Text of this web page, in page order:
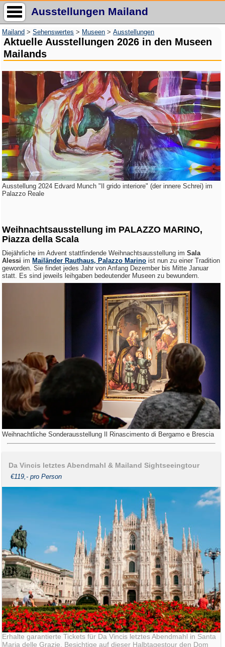
Ausstellungen Mailand
Mailand >Sehenswertes > Museen >Ausstellungen
Aktuelle Ausstellungen 2026 in den Museen
Mailands
Ausstellung 2024 Edvard Munch "Il grido interiore" (der innere Schrei) im
Palazzo Reale
Weihnachtsausstellung im PALAZZO MARINO,
Piazza della Scala
Diejährliche im Advent stattfindende Weihnachtsausstellung imSala
Alessi im Mailänder Rauthaus, Palazzo Marino ist nun zu einer Tradition
geworden. Sie findet jedes Jahr von Anfang Dezember bis Mitte Januar
statt. Es sind jeweils leihgaben bedeutender Museen zu bewundern.
Weihnachtliche Sonderausstellung Il Rinascimento di Bergamo e Brescia
Da Vincis letztes Abendmahl & Mailand Sightseeingtour
€119,- pro Person
Erhalte garantierte Tickets für Da Vincis letztes Abendmahl in Santa
Maria delle Grazie. Besichtige auf dieser Halbtagestour den Dom